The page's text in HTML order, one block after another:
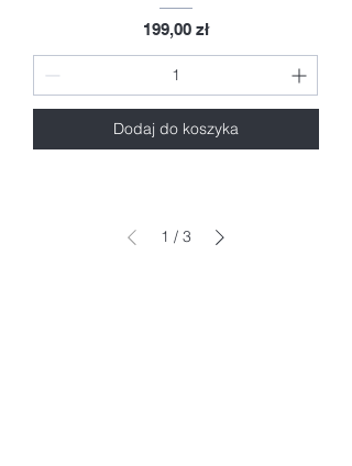
Cena
199,00 zł
Dodaj do koszyka
1 / 3